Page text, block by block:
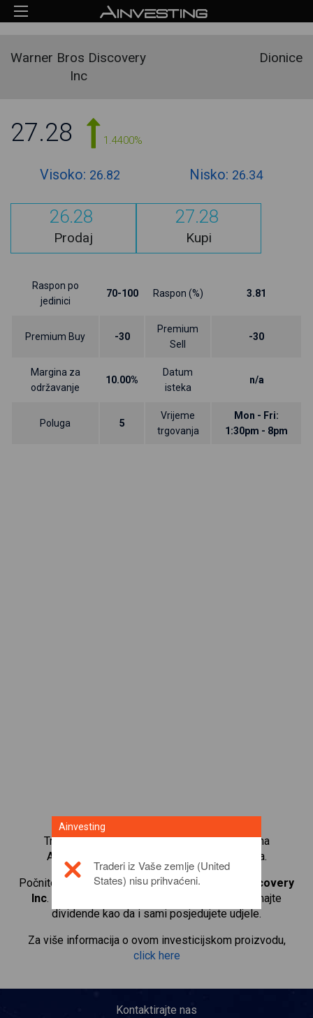
Warner Bros Discovery
Inc
Dionice
27.28 1.4400%
Visoko: 26.82 Nisko: 26.34
26.28
Prodaj
27.28
Kupi
Raspon po
jedinici
70-100 Raspon (%) 3.81
Premium Buy -30
Premium
Sell
-30
Margina za
održavanje
10.00%
Datum
isteka
n/a
Poluga 5
Vrijeme
trgovanja
Mon - Fri:
1:30pm - 8pm
Trgujte s više od 1000 međunarodnih udjela na
Ainvesting platformi za trgovanje CFD-ovima.
Počnite trgovati CFD-ovima naWarner Bros Discovery
Inc. Primajte kotacije u stvarnom vremenu i primajte
dividende kao da i sami posjedujete udjele.
Za više informacija o ovom investicijskom proizvodu,
click here
Kontaktirajte nas
Ainvesting
Traderi iz Vaše zemlje (United
States) nisu prihvaćeni.